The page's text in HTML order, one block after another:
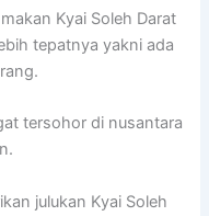
Kyai Soleh Darat
tepatnya yakni ada
tersohor di nusantara
julukan Kyai Soleh